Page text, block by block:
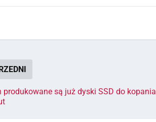
produkowane są już dyski SSD do kopania